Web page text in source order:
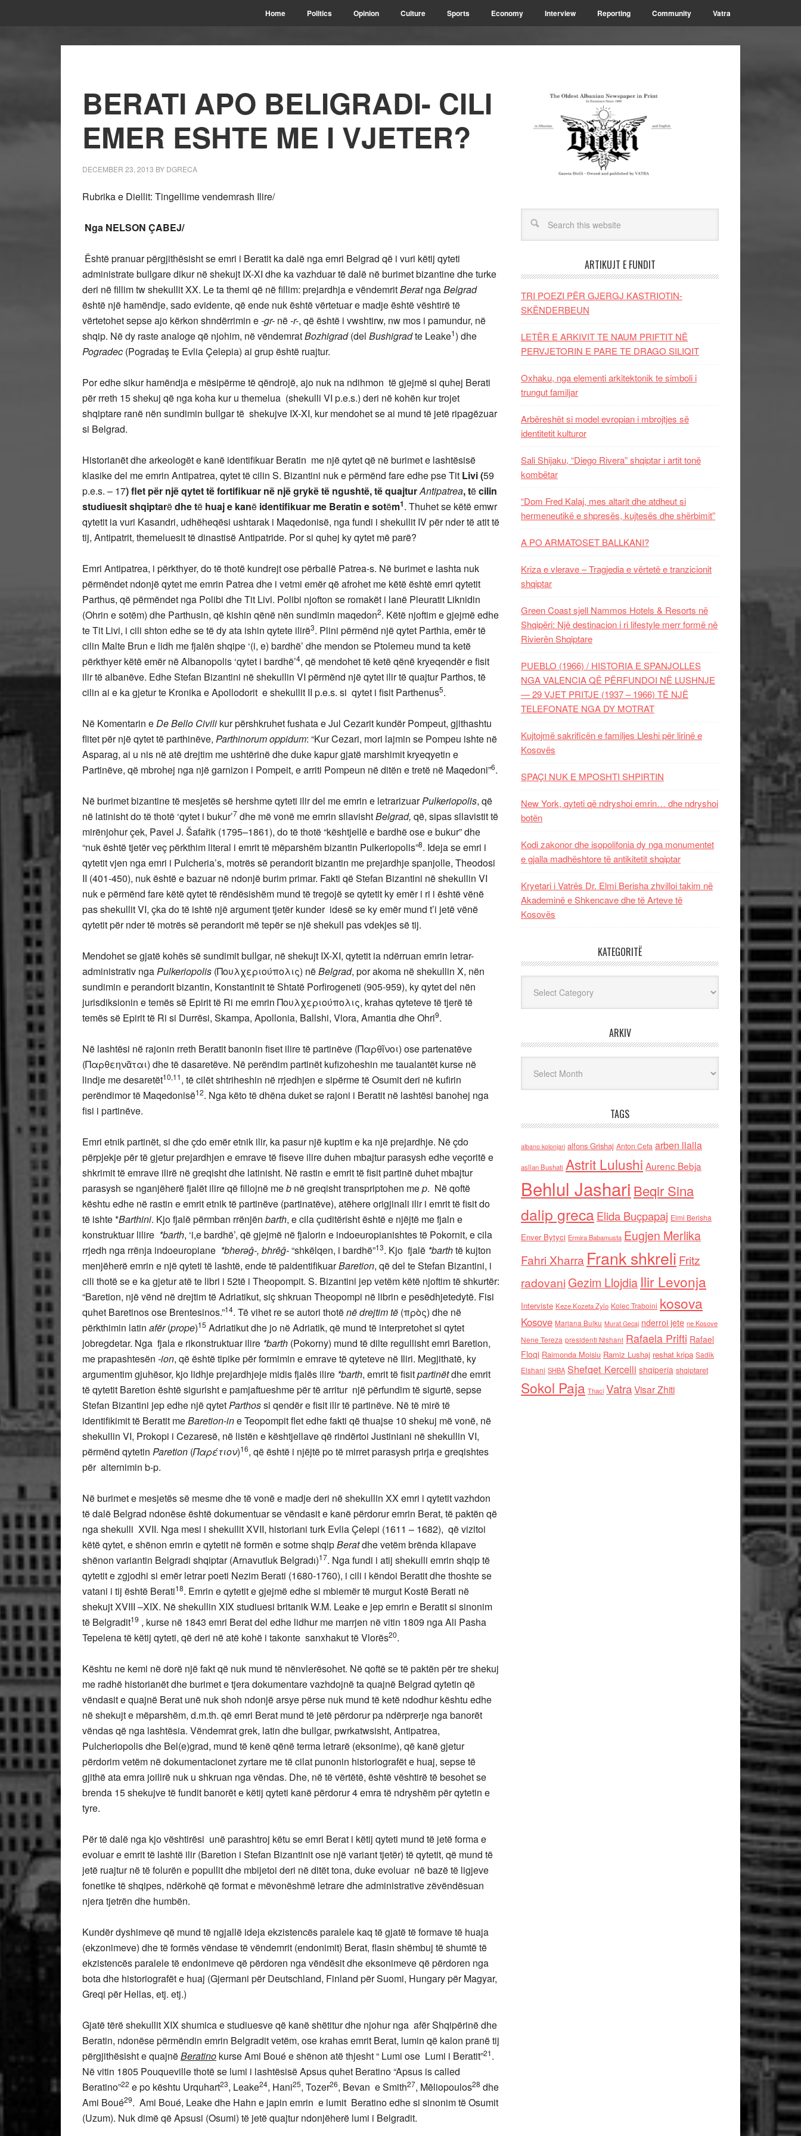
Home Politics Opinion Culture Sports Economy Interview Reporting Community Vatra
BERATI APO BELIGRADI- CILI
EMER ESHTE ME I VJETER?
DECEMBER 23, 2013 BY DGRECA
Rubrika e Diellit: Tingellime vendemrash Ilire/
Nga NELSON ÇABEJ/
Është pranuar përgjithësisht se emri i Beratit ka dalë nga emri Belgrad që i vuri këtij qyteti
administrate bullgare dikur në shekujt IX-XI dhe ka vazhduar të dalë në burimet bizantine dhe turke
deri në fillim tw shekullit XX. Le ta themi që në fillim: prejardhja e vëndemritBeratngaBelgrad
është një hamëndje, sado evidente, që ende nuk është vërtetuar e madje është vështirë të
vërtetohet sepse ajo kërkon shndërrimin e-gr- në-r-, që është i vwshtirw, nw mos i pamundur, në
shqip. Në dy raste analoge që njohim, në vëndemratBozhigrad(del Bushigradte Leake1) dhe
Pogradec (Pogradaş te Evlia Çelepia) ai grup është ruajtur.
Por edhe sikur hamëndja e mësipërme të qëndrojë, ajo nuk na ndihmon të gjejmë si quhej Berati
për rreth 15 shekuj që nga koha kur u themelua (shekulli VI p.e.s.) deri në kohën kur trojet
shqiptare ranë nën sundimin bullgar të shekujve IX-XI, kur mendohet se ai mund të jetë ripagëzuar
si Belgrad.
Historianët dhe arkeologët e kanë identifikuar Beratin me një qytet që në burimet e lashtësisë
klasike del me emrin Antipatrea, qytet të cilin S. Bizantini nuk e përmënd fare edhe pse Tit Livi(59
p.e.s. – 17)flet për një qytet të fortifikuar në një grykë të ngushtë, të quajturAntipatrea, tëcilin
studiuesit shqiptarëdhe të huaj e kanë identifikuar me Beratin e sotëm1. Thuhet se këtë emwr
qytetit ia vuri Kasandri, udhëheqësi ushtarak i Maqedonisë, nga fundi i shekullit IV për nder të atit të
tij, Antipatrit, themeluesit të dinastisë Antipatride. Por si quhej ky qytet më parë?
Emri Antipatrea, i përkthyer, do të thotë kundrejt ose përballë Patrea-s. Në burimet e lashta nuk
përmëndet ndonjë qytet me emrin Patrea dhe i vetmi emër që afrohet me këtë është emri qytetit
Parthus, që përmëndet nga Polibi dhe Tit Livi. Polibi njofton se romakët i lanë Pleuratit Liknidin
(Ohrin e sotëm) dhe Parthusin, që kishin qënë nën sundimin maqedon2. Këtë njoftim e gjejmë edhe
te Tit Livi, i cili shton edhe se të dy ata ishin qytete ilirë3. Plini përmënd një qytet Parthia, emër të
cilin Malte Brun e lidh me fjalën shqipe ‘(i, e) bardhë’ dhe mendon se Ptolemeu mund ta ketë
përkthyer këtë emër në Albanopolis ‘qytet i bardhë’4, që mendohet të ketë qënë kryeqendër e fisit
ilir të albanëve. Edhe Stefan Bizantini në shekullin VI përmënd një qytet ilir të quajtur Parthos, të
cilin ai e ka gjetur te Kronika e Apollodorit e shekullit II p.e.s. si qytet i fisit Parthenus5.
Në Komentarin eDe Bello Civili kur përshkruhet fushata e Jul Cezarit kundër Pompeut, gjithashtu
flitet për një qytet të parthinëve, Parthinorum oppidum: “Kur Cezari, mori lajmin se Pompeu ishte në
Asparag, ai u nis në atë drejtim me ushtërinë dhe duke kapur gjatë marshimit kryeqyetin e
Partinëve, që mbrohej nga një garnizon i Pompeit, e arriti Pompeun në ditën e tretë në Maqedoni”6.
Në burimet bizantine të mesjetës së hershme qyteti ilir del me emrin e letrarizuarPulkeriopolis, që
në latinisht do të thotë ‘qytet i bukur’7 dhe më vonë me emrin sllavishtBelgrad, që, sipas sllavistit të
mirënjohur çek, Pavel J. Šafařik (1795–1861), do të thotë “kështjellë e bardhë ose e bukur” dhe
“nuk është tjetër veç përkthim literal i emrit të mëparshëm bizantin Pulkeriopolis”8. Ideja se emri i
qytetit vjen nga emri i Pulcheria’s, motrës së perandorit bizantin me prejardhje spanjolle, Theodosi
II (401-450), nuk është e bazuar në ndonjë burim primar. Fakti që Stefan Bizantini në shekullin VI
nuk e përmënd fare këtë qytet të rëndësishëm mund të tregojë se qytetit ky emër i ri i është vënë
pas shekullit VI, çka do të ishtë një argument tjetër kunder idesë se ky emër mund t’i jetë vënë
qytetit për nder të motrës së perandorit më tepër se një shekull pas vdekjes së tij.
Mendohet se gjatë kohës së sundimit bullgar, në shekujt IX-XI, qytetit ia ndërruan emrin letrar-
administrativ ngaPulkeriopolis (Πουλχεριούπολις) nëBelgrad, por akoma në shekullin X, nën
sundimin e perandorit bizantin, Konstantinit të Shtatë Porfirogeneti (905-959), ky qytet del nën
jurisdiksionin e temës së Epirit të Ri me emrin Πουλχεριούπολις, krahas qyteteve të tjerë të
temës së Epirit të Ri si Durrësi, Skampa, Apollonia, Ballshi, Vlora, Amantia dhe Ohri9.
Në lashtësi në rajonin rreth Beratit banonin fiset ilire të partinëve (Παρθῖνοι) ose partenatëve
(Παρθεηνᾶται) dhe të dasaretëve. Në perëndim partinët kufizoheshin me taualantët kurse në
lindje me desaretët10,11, të cilët shtriheshin në rrjedhjen e sipërme të Osumit deri në kufirin
perëndimor të Maqedonisë12. Nga këto të dhëna duket se rajoni i Beratit në lashtësi banohej nga
fisi i partinëve.
Emri etnik partinët, si dhe çdo emër etnik ilir, ka pasur një kuptim e ka një prejardhje. Në çdo
përpjekje për të gjetur prejardhjen e emrave të fiseve ilire duhen mbajtur parasysh edhe veçoritë e
shkrimit të emrave ilirë në greqisht dhe latinisht. Në rastin e emrit të fisit partinë duhet mbajtur
parasysh se nganjëherë fjalët ilire që fillojnë meb në greqisht transpriptohen mep. Në qoftë
kështu edhe në rastin e emrit etnik të partinëve (partinatëve), atëhere origjinali ilir i emrit të fisit do
të ishte *Barthini. Kjo fjalë përmban rrënjën barth, e cila çuditërisht është e njëjtë me fjaln e
konstruktuar lilire *barth, ‘i,e bardhë’, që gjejmë në fjalorin e indoeuropianishtes të Pokornit, e cila
rrjedh nga rrënja indoeuropiane *bherǝĝ-, bhrēĝ-“shkëlqen, i bardhë”13. Kjo fjalë *barthtë kujton
menjëherë emrin e një qyteti të lashtë, ende të paidentifikuarBaretion, që del te Stefan Bizantini, i
cili thotë se e ka gjetur atë te libri i 52të i Theopompit. S. Bizantini jep vetëm këtë njoftim të shkurtër:
“Baretion, një vënd në drejtim të Adriatikut, siç shkruan Theopompi në librin e pesëdhjetedytë. Fisi
quhet Baretinos ose Brentesinos.”14. Të vihet re se autori thotënë drejtim të (πρὸς) dhe në
përkthimin latin afër(prope)15 Adriatikut dhe jo në Adriatik, që mund të interpretohet si qytet
jobregdetar. Nga fjala e rikonstruktuar ilire *barth (Pokorny) mund të dilte regullisht emri Baretion,
me prapashtesën -ion, që është tipike për formimin e emrave të qyteteve në Iliri. Megjithatë, ky
argumentim gjuhësor, kjo lidhje prejardhjeje midis fjalës ilire *barth, emrit të fisitpartinëtdhe emrit
të qytetit Baretion është sigurisht e pamjaftueshme për të arritur një përfundim të sigurtë, sepse
Stefan Bizantini jep edhe një qytetParthossi qendër e fisit ilir të partinëve. Në të mirë të
identifikimit të Beratit meBaretion-ine Teopompit flet edhe fakti që thuajse 10 shekuj më vonë, në
shekullin VI, Prokopi i Cezaresë, në listën e kështjellave që rindërtoi Justiniani në shekullin VI,
përmënd qytetin Paretion (Παρέτιον)16, që është i njëjtë po të mirret parasysh prirja e greqishtes
për alternimin b-p.
Në burimet e mesjetës së mesme dhe të vonë e madje deri në shekullin XX emri i qytetit vazhdon
të dalë Belgrad ndonëse është dokumentuar se vëndasit e kanë përdorur emrin Berat, të paktën që
nga shekulli XVII. Nga mesi i shekullit XVII, historiani turk Evlia Çelepi (1611 – 1682), që vizitoi
këtë qytet, e shënon emrin e qytetit në formën e sotme shqipBeratdhe vetëm brënda kllapave
shënon variantin Belgradi shqiptar (Arnavutluk Belgradı)17. Nga fundi i atij shekulli emrin shqip të
qytetit e zgjodhi si emër letrar poeti Nezim Berati (1680-1760), i cili i këndoi Beratit dhe thoshte se
vatani i tij është Berati18. Emrin e qytetit e gjejmë edhe si mbiemër të murgut Kostë Berati në
shekujt XVIII –XIX. Në shekullin XIX studiuesi britanik W.M. Leake e jep emrin e Beratit si sinonim
të Belgradit19 , kurse në 1843 emri Berat del edhe lidhur me marrjen në vitin 1809 nga Ali Pasha
Tepelena të këtij qyteti, që deri në atë kohë i takonte sanxhakut të Vlorës20.
Kështu ne kemi në dorë një fakt që nuk mund të nënvlerësohet. Në qoftë se të paktën për tre shekuj
me radhë historianët dhe burimet e tjera dokumentare vazhdojnë ta quajnë Belgrad qytetin që
vëndasit e quajnë Berat unë nuk shoh ndonjë arsye përse nuk mund të ketë ndodhur kështu edhe
në shekujt e mëparshëm, d.m.th. që emri Berat mund të jetë përdorur pa ndërprerje nga banorët
vëndas që nga lashtësia. Vëndemrat grek, latin dhe bullgar, pwrkatwsisht, Antipatrea,
Pulcheriopolis dhe Bel(e)grad, mund të kenë qënë terma letrarë (eksonime), që kanë gjetur
përdorim vetëm në dokumentacionet zyrtare me të cilat punonin historiografët e huaj, sepse të
gjithë ata emra joilirë nuk u shkruan nga vëndas. Dhe, në të vërtëtë, është vështirë të besohet se
brenda 15 shekujve të fundit banorët e këtij qyteti kanë përdorur 4 emra të ndryshëm për qytetin e
tyre.
Për të dalë nga kjo vështirësi unë parashtroj këtu se emri Berat i këtij qyteti mund të jetë forma e
evoluar e emrit të lashtë ilir (Baretion i Stefan Bizantinit ose një variant tjetër) të qytetit, që mund të
jetë ruajtur në të folurën e popullit dhe mbijetoi deri në ditët tona, duke evoluar në bazë të ligjeve
fonetike të shqipes, ndërkohë që format e mëvonëshmë letrare dhe administrative zëvëndësuan
njera tjetrën dhe humbën.
Kundër dyshimeve që mund të ngjallë ideja ekzistencës paralele kaq të gjatë të formave të huaja
(ekzonimeve) dhe të formës vëndase të vëndemrit (endonimit) Berat, flasin shëmbuj të shumtë të
ekzistencës paralele të endonimeve që përdoren nga vëndësit dhe eksonimeve që përdoren nga
bota dhe historiografët e huaj (Gjermani për Deutschland, Finland për Suomi, Hungary për Magyar,
Greqi për Hellas, etj. etj.)
Gjatë tërë shekullit XIX shumica e studiuesve që kanë shëtitur dhe njohur nga afër Shqipërinë dhe
Beratin, ndonëse përmëndin emrin Belgradit vetëm, ose krahas emrit Berat, lumin që kalon pranë tij
përgjithësisht e quajnëBeratino kurse Ami Boué e shënon atë thjesht “ Lumi ose Lumi i Beratit”21.
Në vitin 1805 Pouqueville thotë se lumi i lashtësisë Apsus quhet Beratino “Apsus is called
Beratino”22 e po kështu Urquhart23, Leake24, Hani25, Tozer26, Bevan e Smith27, Mēliopoulos28 dhe
Ami Boué29. Ami Boué, Leake dhe Hahn e japin emrin e lumit Beratino edhe si sinonim të Osumit
(Uzum). Nuk dimë që Apsusi (Osumi) të jetë quajtur ndonjëherë lumi i Belgradit.
ARTIKUJT E FUNDIT
TRI POEZI PËR GJERGJ KASTRIOTIN-
SKËNDERBEUN
LETËR E ARKIVIT TE NAUM PRIFTIT NË
PERVJETORIN E PARE TE DRAGO SILIQIT
Oxhaku, nga elementi arkitektonik te simboli i
trungut familjar
Arbëreshët si model evropian i mbrojtjes së
identitetit kulturor
Sali Shijaku, “Diego Rivera” shqiptar i artit tonë
kombëtar
“Dom Fred Kalaj, mes altarit dhe atdheut si
hermeneutikë e shpresës, kujtesës dhe shërbimit”
A PO ARMATOSET BALLKANI?
Kriza e vlerave – Tragjedia e vërtetë e tranzicionit
shqiptar
Green Coast sjell Nammos Hotels & Resorts në
Shqipëri: Një destinacion i ri lifestyle merr formë në
Rivierën Shqiptare
PUEBLO (1966) / HISTORIA E SPANJOLLES
NGA VALENCIA QË PËRFUNDOI NË LUSHNJE
— 29 VJET PRITJE (1937 – 1966) TË NJË
TELEFONATE NGA DY MOTRAT
Kujtojmë sakrificën e familjes Lleshi për lirinë e
Kosovës
SPAÇI NUK E MPOSHTI SHPIRTIN
New York, qyteti që ndryshoi emrin… dhe ndryshoi
botën
Kodi zakonor dhe isopolifonia dy nga monumentet
e gjalla madhështore të antikitetit shqiptar
Kryetari i Vatrës Dr. Elmi Berisha zhvilloi takim në
Akademinë e Shkencave dhe të Arteve të
Kosovës
KATEGORITË
ARKIV
TAGS
albano kolonjari alfons Grishaj Anton Cefa arben llalla
asllan Bushati Astrit Lulushi Aurenc Bebja
Behlul Jashari Beqir Sina
dalip grecaElida Buçpapaj Elmi Berisha
Enver Bytyci Ermira Babamusta Eugjen Merlika
Fahri Xharra Frank shkreli Fritz
radovaniGezim Llojdia Ilir Levonja
Interviste Keze Kozeta Zylo Kolec Traboini kosova
Kosove Marjana Bulku Murat Gecaj nderroi jete ne Kosove
Nene Tereza presidenti Nishani Rafaela Prifti Rafael
Floqi Raimonda Moisiu Ramiz Lushaj reshat kripa Sadik
Elshani SHBA Shefqet Kercelli shqiperia shqiptaret
Sokol Paja Thaci VatraVisar Zhiti